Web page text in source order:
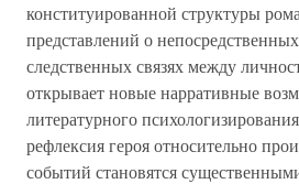
конституированной структуры
представлений о
следственных связях между
открывает новые нарративные
литературного
рефлексия героя относительно
событий становятся